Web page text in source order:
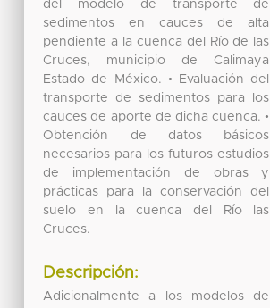
del modelo de transporte de
sedimentos en cauces de alta
pendiente a la cuenca del Río de las
Cruces, municipio de Calimaya
Estado de México. • Evaluación del
transporte de sedimentos para los
cauces de aporte de dicha cuenca. •
Obtención de datos básicos
necesarios para los futuros estudios
de implementación de obras y
prácticas para la conservación del
suelo en la cuenca del Río las
Cruces.
Descripción:
Adicionalmente a los modelos de